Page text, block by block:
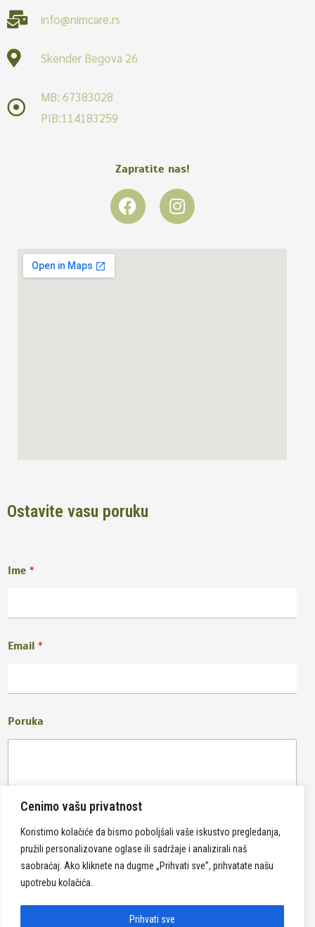
Cenimo vašu privatnost
Koristimo kolačiće da bismo poboljšali vaše iskustvo pregledanja,
pružili personalizovane oglase ili sadržaje i analizirali naš
saobraćaj. Ako kliknete na dugme „Prihvati sve”, prihvatate našu
upotrebu kolačića.
Prihvati sve
info@nimcare.rs
Skender Begova 26
MB: 67383028
PIB:114183259
Zapratite nas!
F
a
I
n
Ostavite vasu poruku
Ime *
Email *
Poruka
Pošalji